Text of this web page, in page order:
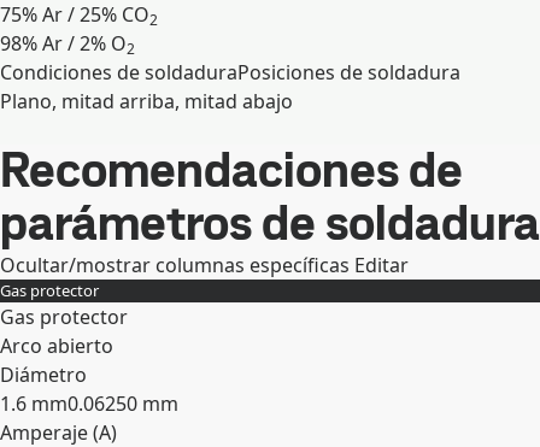
75% Ar / 25% CO2
98% Ar / 2% O2
Condiciones de soldaduraPosiciones de soldadura
Plano, mitad arriba, mitad abajo
Recomendaciones de
parámetros de soldadura
Ocultar/mostrar columnas específicas Editar
Gas protector
Gas protector
Arco abierto
Diámetro
1.6 mm0.06250 mm
Amperaje (A)